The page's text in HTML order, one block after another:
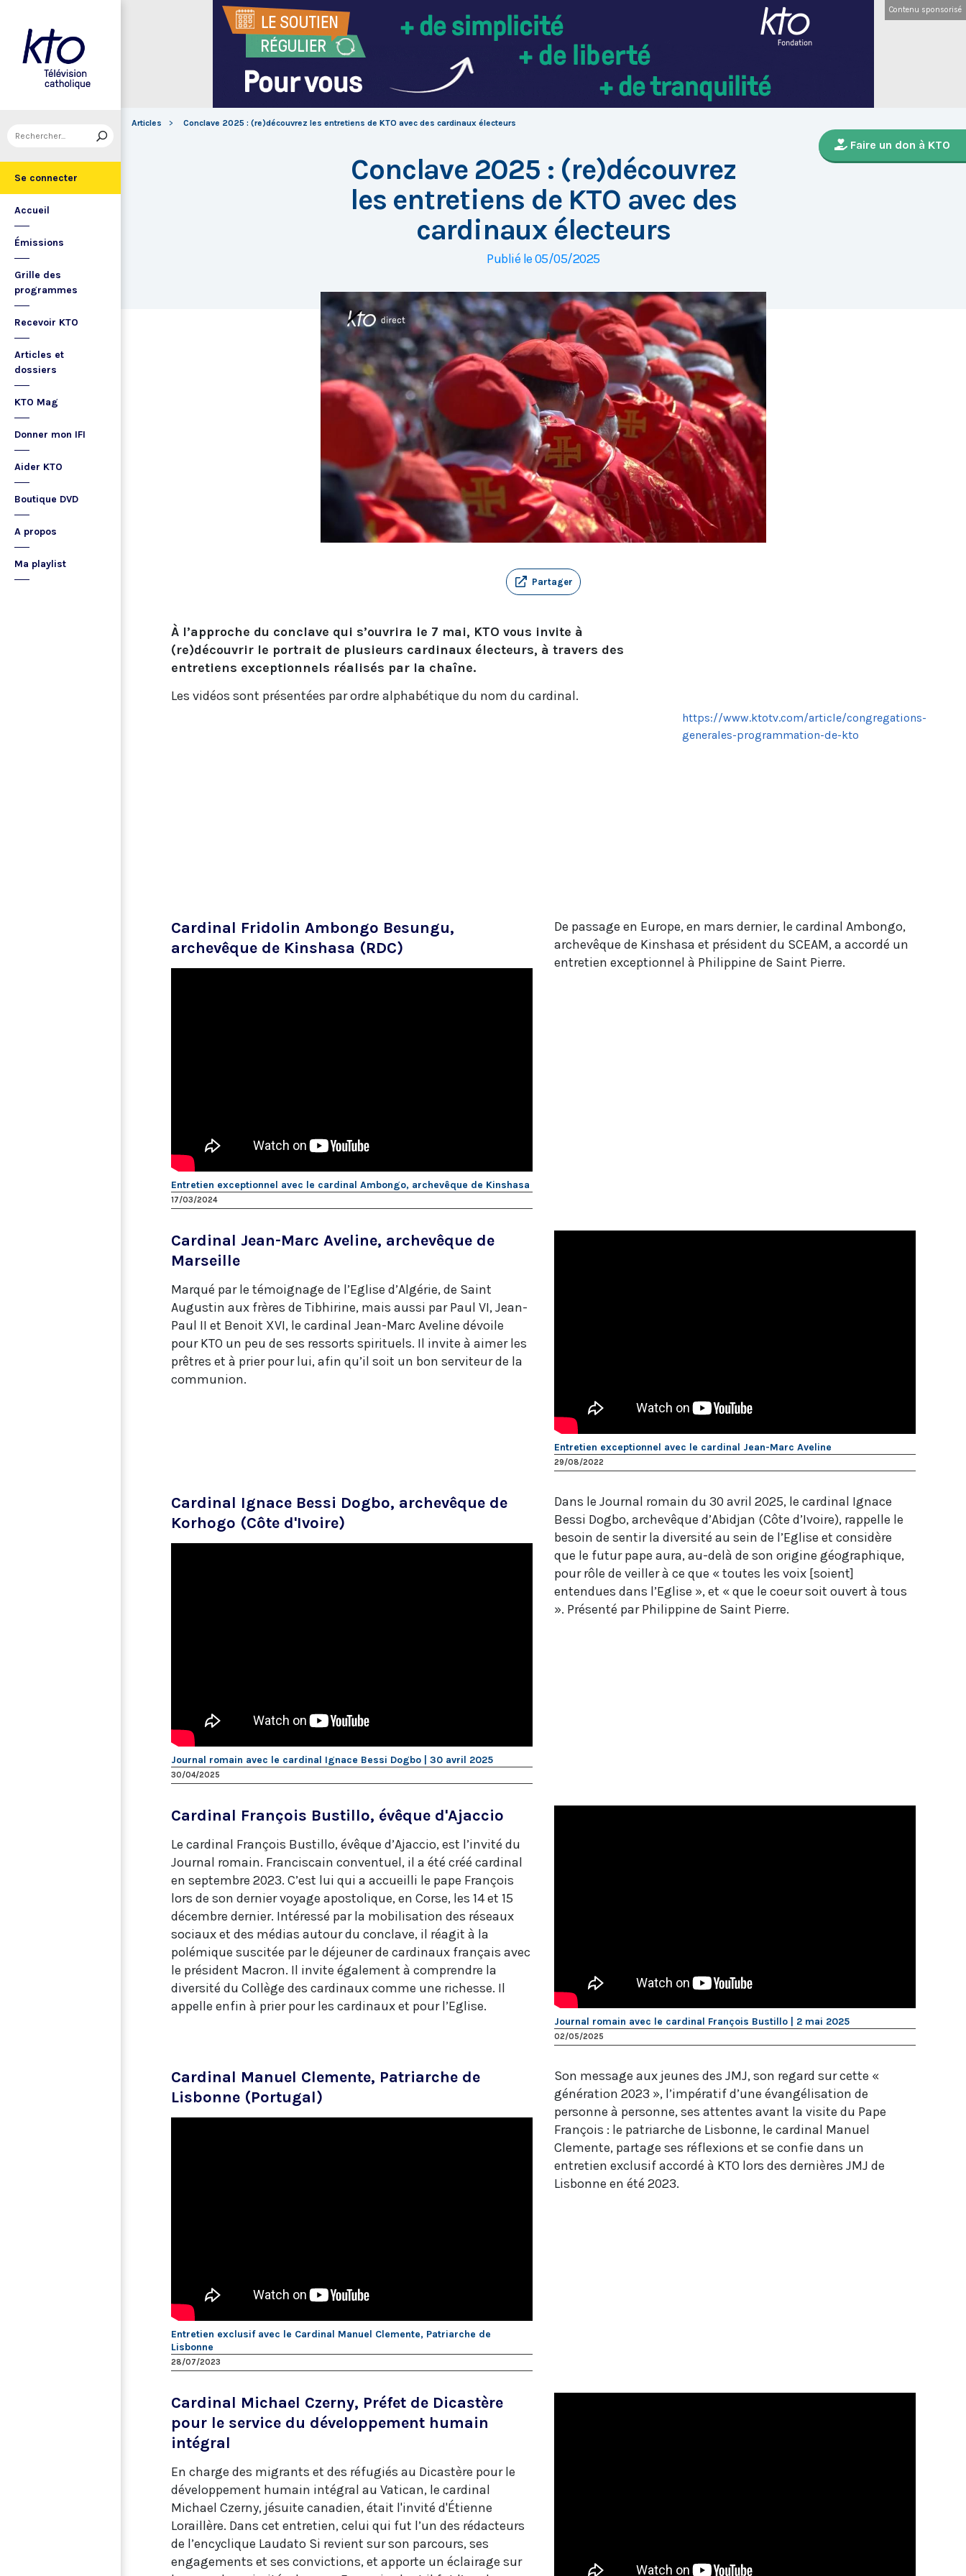
Se connecter
Accueil
Émissions
Grille des
programmes
Recevoir KTO
Articles et
dossiers
KTO Mag
Donner mon IFI
Aider KTO
Boutique DVD
A propos
Ma playlist
Contenu sponsorisé
Articles Conclave 2025 : (re)découvrez les entretiens de KTO avec des cardinaux électeurs
Faire un don à KTO
Conclave 2025 : (re)découvrez
les entretiens de KTO avec des
cardinaux électeurs
Publié le 05/05/2025
Partager
À l’approche du conclave qui s’ouvrira le 7 mai, KTO vous invite à
(re)découvrir le portrait de plusieurs cardinaux électeurs, à travers des
entretiens exceptionnels réalisés par la chaîne.
Les vidéos sont présentées par ordre alphabétique du nom du cardinal.
https://www.ktotv.com/article/congregations-
generales-programmation-de-kto
Cardinal Fridolin Ambongo Besungu,
archevêque de Kinshasa (RDC)
Entretien exceptionnel avec le cardinal Ambongo, archevêque de Kinshasa
17/03/2024
De passage en Europe, en mars dernier, le cardinal Ambongo,
archevêque de Kinshasa et président du SCEAM, a accordé un
entretien exceptionnel à Philippine de Saint Pierre.
Cardinal Jean-Marc Aveline, archevêque de
Marseille
Marqué par le témoignage de l’Eglise d’Algérie, de Saint
Augustin aux frères de Tibhirine, mais aussi par Paul VI, Jean-
Paul II et Benoit XVI, le cardinal Jean-Marc Aveline dévoile
pour KTO un peu de ses ressorts spirituels. Il invite à aimer les
prêtres et à prier pour lui, afin qu’il soit un bon serviteur de la
communion.
Entretien exceptionnel avec le cardinal Jean-Marc Aveline
29/08/2022
Cardinal Ignace Bessi Dogbo, archevêque de
Korhogo (Côte d'Ivoire)
Journal romain avec le cardinal Ignace Bessi Dogbo | 30 avril 2025
30/04/2025
Dans le Journal romain du 30 avril 2025, le cardinal Ignace
Bessi Dogbo, archevêque d’Abidjan (Côte d’Ivoire), rappelle le
besoin de sentir la diversité au sein de l’Eglise et considère
que le futur pape aura, au-delà de son origine géographique,
pour rôle de veiller à ce que « toutes les voix [soient]
entendues dans l’Eglise », et « que le coeur soit ouvert à tous
». Présenté par Philippine de Saint Pierre.
Cardinal François Bustillo, évêque d'Ajaccio
Le cardinal François Bustillo, évêque d’Ajaccio, est l’invité du
Journal romain. Franciscain conventuel, il a été créé cardinal
en septembre 2023. C’est lui qui a accueilli le pape François
lors de son dernier voyage apostolique, en Corse, les 14 et 15
décembre dernier. Intéressé par la mobilisation des réseaux
sociaux et des médias autour du conclave, il réagit à la
polémique suscitée par le déjeuner de cardinaux français avec
le président Macron. Il invite également à comprendre la
diversité du Collège des cardinaux comme une richesse. Il
appelle enfin à prier pour les cardinaux et pour l’Eglise.
Journal romain avec le cardinal François Bustillo | 2 mai 2025
02/05/2025
Cardinal Manuel Clemente, Patriarche de
Lisbonne (Portugal)
Entretien exclusif avec le Cardinal Manuel Clemente, Patriarche de
Lisbonne
28/07/2023
Son message aux jeunes des JMJ, son regard sur cette «
génération 2023 », l’impératif d’une évangélisation de
personne à personne, ses attentes avant la visite du Pape
François : le patriarche de Lisbonne, le cardinal Manuel
Clemente, partage ses réflexions et se confie dans un
entretien exclusif accordé à KTO lors des dernières JMJ de
Lisbonne en été 2023.
Cardinal Michael Czerny, Préfet de Dicastère
pour le service du développement humain
intégral
En charge des migrants et des réfugiés au Dicastère pour le
développement humain intégral au Vatican, le cardinal
Michael Czerny, jésuite canadien, était l'invité d'Étienne
Loraillère. Dans cet entretien, celui qui fut l’un des rédacteurs
de l’encyclique Laudato Si revient sur son parcours, ses
engagements et ses convictions, et apporte un éclairage sur